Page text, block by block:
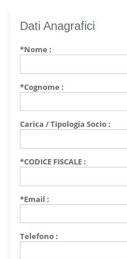
Dati Anagrafici
*Nome :
*Cognome :
Carica / Tipologia Socio :
*CODICE FISCALE :
*Email :
Telefono :